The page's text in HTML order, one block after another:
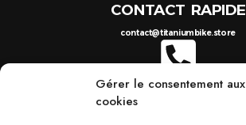
Gérer le consentement aux
cookies
CONTACT RAPIDE
contact@titaniumbike.store
0035 26 61 40 36 17